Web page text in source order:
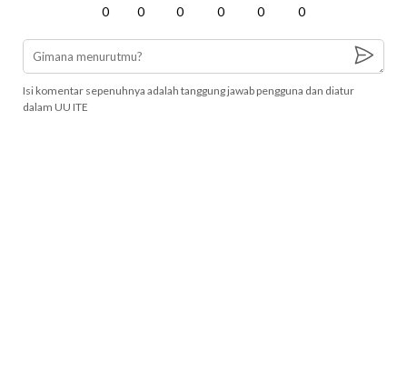
0 0 0 0 0 0
Isi komentar sepenuhnya adalah tanggung jawab pengguna dan diatur
dalam UU ITE